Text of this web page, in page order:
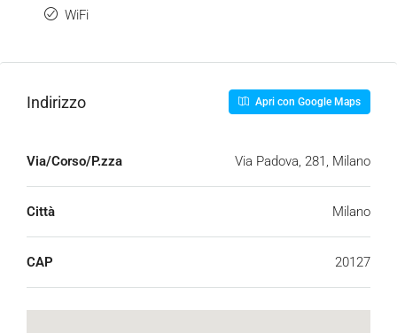
WiFi
Indirizzo Apri con Google Maps
Via/Corso/P.zza Via Padova, 281, Milano
Città Milano
CAP 20127